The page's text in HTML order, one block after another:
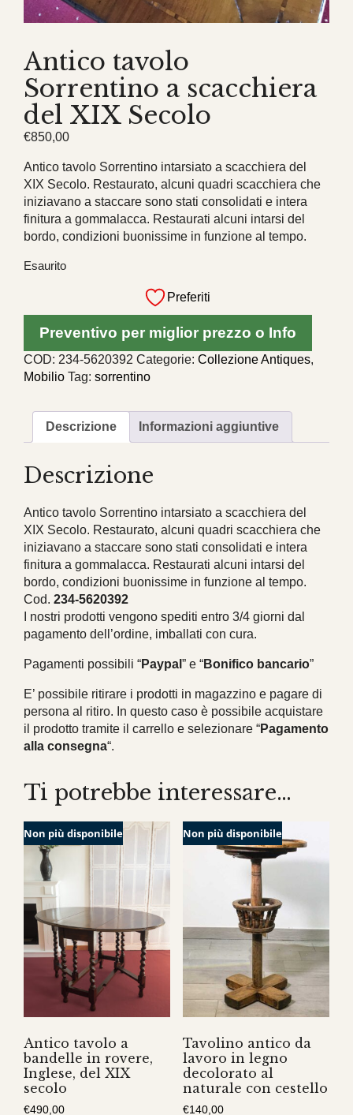
Antico tavolo
Sorrentino a scacchiera
del XIX Secolo
€850,00
Antico tavolo Sorrentino intarsiato a scacchiera del
XIX Secolo. Restaurato, alcuni quadri scacchiera che
iniziavano a staccare sono stati consolidati e intera
finitura a gommalacca. Restaurati alcuni intarsi del
bordo, condizioni buonissime in funzione al tempo.
Esaurito
Preferiti
Preventivo per miglior prezzo o Info
COD: 234-5620392 Categorie: Collezione Antiques,
Mobilio Tag: sorrentino
Descrizione Informazioni aggiuntive
Descrizione
Antico tavolo Sorrentino intarsiato a scacchiera del
XIX Secolo. Restaurato, alcuni quadri scacchiera che
iniziavano a staccare sono stati consolidati e intera
finitura a gommalacca. Restaurati alcuni intarsi del
bordo, condizioni buonissime in funzione al tempo.
Cod. 234-5620392
I nostri prodotti vengono spediti entro 3/4 giorni dal
pagamento dell’ordine, imballati con cura.
Pagamenti possibili “Paypal ” e “Bonifico bancario”
E’ possibile ritirare i prodotti in magazzino e pagare di
persona al ritiro. In questo caso è possibile acquistare
il prodotto tramite il carrello e selezionare “Pagamento
alla consegna“.
Ti potrebbe interessare…
Non più disponibile
Antico tavolo a
bandelle in rovere,
Inglese, del XIX
secolo
€490,00
Non più disponibile
Tavolino antico da
lavoro in legno
decolorato al
naturale con cestello
€140,00